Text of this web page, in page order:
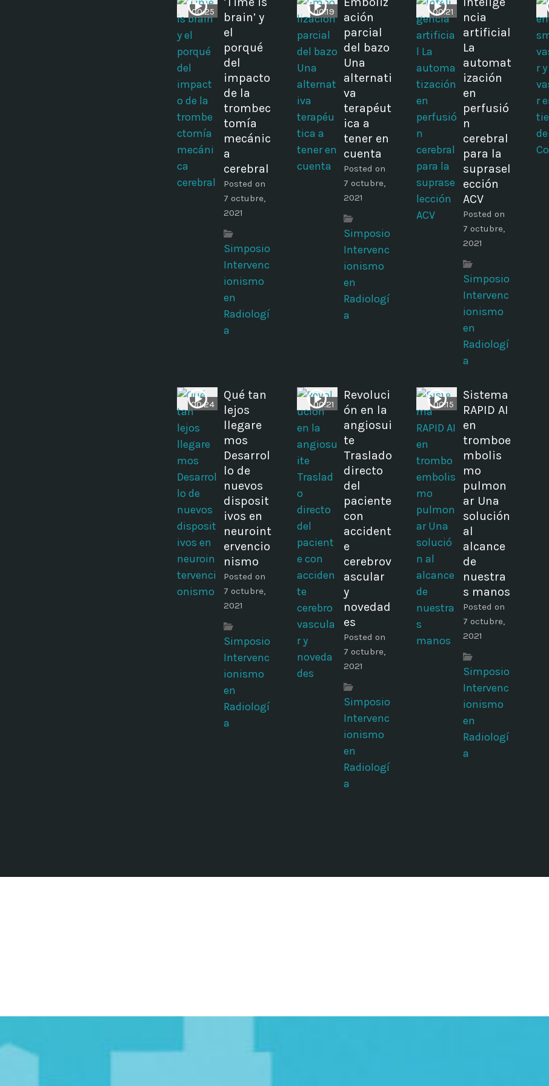
00:25
brain’ y
el
porqué
del
impacto
de la
trombec
tomía
mecánic
a
cerebral
Posted on
7 octubre,
2021
Simposio
Intervenc
ionismo
en
Radiologí
a
00:19
ación
parcial
del bazo
Una
alternati
va
terapéut
ica a
tener en
cuenta
Posted on
7 octubre,
2021
Simposio
Intervenc
ionismo
en
Radiologí
a
00:21
ncia
artificial
La
automat
ización
en
perfusió
n
cerebral
para la
suprasel
ección
ACV
Posted on
7 octubre,
2021
Simposio
Intervenc
ionismo
en
Radiologí
a
00:24
Qué tan
lejos
llegare
mos
Desarrol
lo de
nuevos
disposit
ivos en
neuroint
ervencio
nismo
Posted on
7 octubre,
2021
Simposio
Intervenc
ionismo
en
Radiologí
a
00:21
Revoluci
ón en la
angiosui
te
Traslado
directo
del
paciente
con
accident
e
cerebrov
ascular
y
novedad
es
Posted on
7 octubre,
2021
Simposio
Intervenc
ionismo
en
Radiologí
a
00:15
Sistema
RAPID AI
en
tromboe
mbolis
mo
pulmon
ar Una
solución
al
alcance
de
nuestra
s manos
Posted on
7 octubre,
2021
Simposio
Intervenc
ionismo
en
Radiologí
a